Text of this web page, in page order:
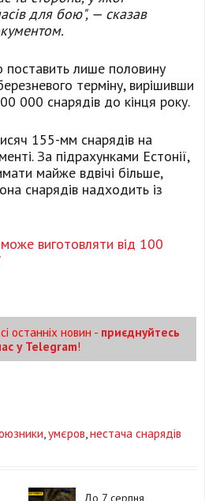
для бою", — сказав
лише половину
терміну, вирішивши
000 снарядів до кінця року.
155-мм снарядів на
За підрахунками Естонії,
майже вдвічі більше,
снарядів надходить із
може виготовляти від 100
останніх новин - приєднуйтесь
у Telegram!
,умєров,нестача снарядів
До 7 серпня